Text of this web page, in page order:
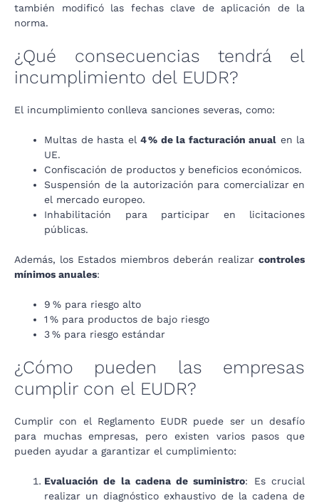
también modificó las fechas clave de aplicación de la
norma.
¿Qué consecuencias tendrá el
incumplimiento del EUDR?
El incumplimiento conlleva sanciones severas, como:
Multas de hasta el 4 % de la facturación anual en la
UE.
Confiscación de productos y beneficios económicos.
Suspensión de la autorización para comercializar en
el mercado europeo.
Inhabilitación para participar en licitaciones
públicas.
Además, los Estados miembros deberán realizar controles
mínimos anuales:
9 % para riesgo alto
1 % para productos de bajo riesgo
3 % para riesgo estándar
¿Cómo pueden las empresas
cumplir con el EUDR?
Cumplir con el Reglamento EUDR puede ser un desafío
para muchas empresas, pero existen varios pasos que
pueden ayudar a garantizar el cumplimiento:
Evaluación de la cadena de suministro: Es crucial
realizar un diagnóstico exhaustivo de la cadena de